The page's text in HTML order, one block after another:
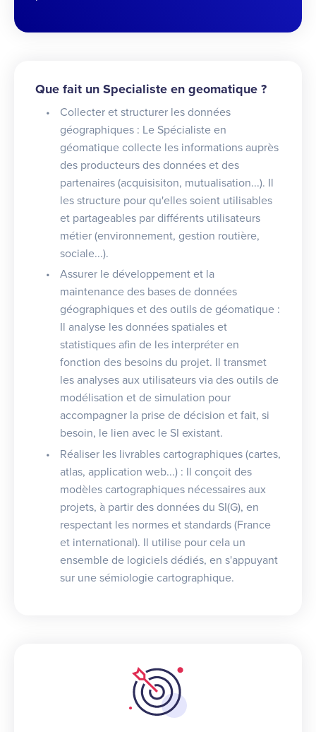
Que fait un Specialiste en geomatique ?
Collecter et structurer les données
géographiques : Le Spécialiste en
géomatique collecte les informations auprès
des producteurs des données et des
partenaires (acquisisiton, mutualisation...). Il
les structure pour qu'elles soient utilisables
et partageables par différents utilisateurs
métier (environnement, gestion routière,
sociale...).
Assurer le développement et la
maintenance des bases de données
géographiques et des outils de géomatique :
Il analyse les données spatiales et
statistiques afin de les interpréter en
fonction des besoins du projet. Il transmet
les analyses aux utilisateurs via des outils de
modélisation et de simulation pour
accompagner la prise de décision et fait, si
besoin, le lien avec le SI existant.
Réaliser les livrables cartographiques (cartes,
atlas, application web...) : Il conçoit des
modèles cartographiques nécessaires aux
projets, à partir des données du SI(G), en
respectant les normes et standards (France
et international). Il utilise pour cela un
ensemble de logiciels dédiés, en s'appuyant
sur une sémiologie cartographique.